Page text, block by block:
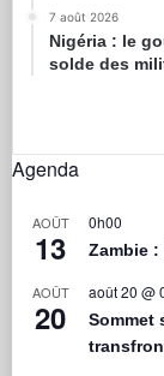
7 août 2026
Nigéria : le
solde des
Agenda
AOÛT
13
0h00
Zambie :
AOÛT
20
août 20 @
Sommet